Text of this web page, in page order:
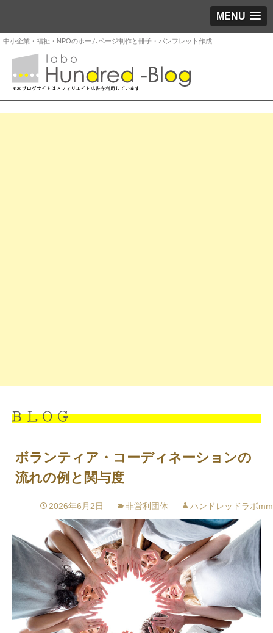
MENU
中小企業・福祉・NPOのホームページ制作と冊子・パンフレット作成
ボランティア・コーディネーションの
流れの例と関与度
2026年6月2日 非営利団体 ハンドレッドラボmm